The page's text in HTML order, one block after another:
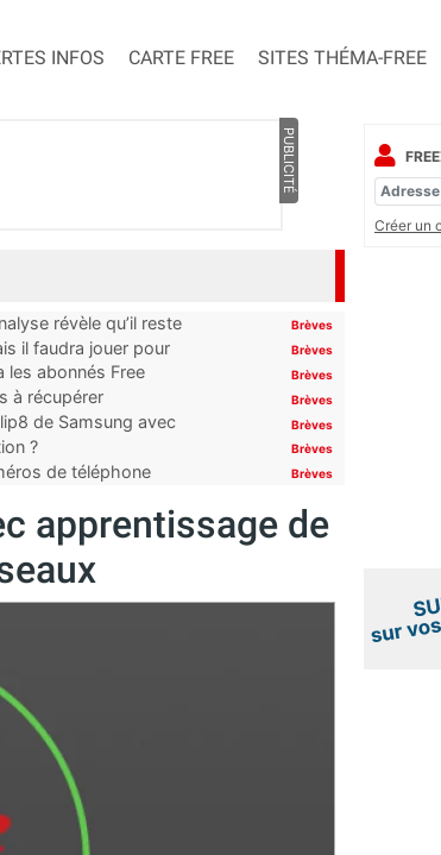
INFOS CARTE FREE SITES THÉMA-FREE
PUBLICITÉ
révèle qu’il reste
Brèves
il faudra jouer pour
Brèves
les abonnés Free
Brèves
à récupérer Brèves
de Samsung avec
Brèves
? Brèves
de téléphone
Brèves
apprentissage de
Créer un